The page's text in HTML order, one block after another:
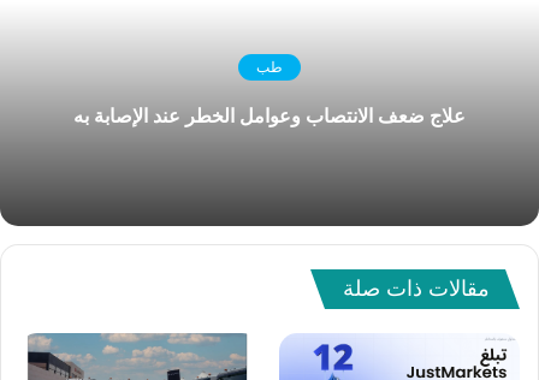
طب
علاج ضعف الانتصاب وعوامل الخطر عند الإصابة به
مقالات ذات صلة